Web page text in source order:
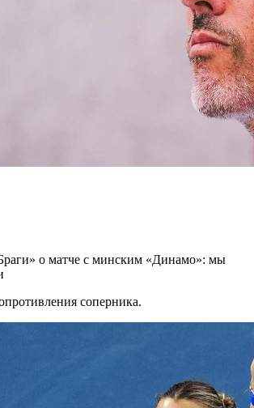
о матче с минским «Динамо»: мы
соперника.